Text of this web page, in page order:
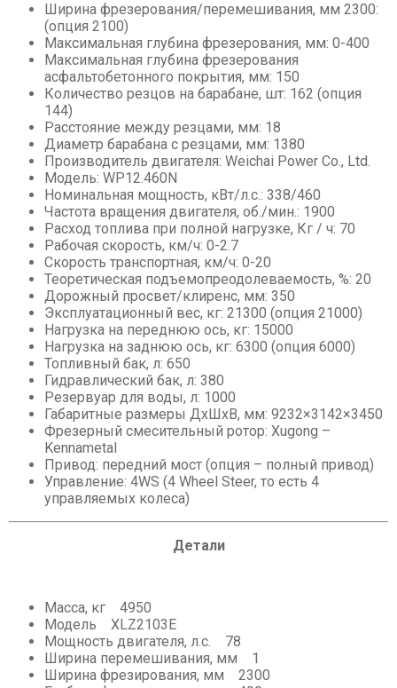
Ширина фрезерования/перемешивания, мм 2300:
(опция 2100)
Максимальная глубина фрезерования, мм: 0-400
Максимальная глубина фрезерования
асфальтобетонного покрытия, мм: 150
Количество резцов на барабане, шт: 162 (опция
144)
Расстояние между резцами, мм: 18
Диаметр барабана с резцами, мм: 1380
Производитель двигателя: Weichai Power Co., Ltd.
Модель: WP12.460N
Номинальная мощность, кВт/л.с.: 338/460
Частота вращения двигателя, об./мин.: 1900
Расход топлива при полной нагрузке, Кг / ч: 70
Рабочая скорость, км/ч: 0-2.7
Скорость транспортная, км/ч: 0-20
Теоретическая подъемопреодолеваемость, %: 20
Дорожный просвет/клиренс, мм: 350
Эксплуатационный вес, кг: 21300 (опция 21000)
Нагрузка на переднюю ось, кг: 15000
Нагрузка на заднюю ось, кг: 6300 (опция 6000)
Топливный бак, л: 650
Гидравлический бак, л: 380
Резервуар для воды, л: 1000
Габаритные размеры ДхШхВ, мм: 9232×3142×3450
Фрезерный смесительный ротор: Xugong –
Kennametal
Привод: передний мост (опция – полный привод)
Управление: 4WS (4 Wheel Steer, то есть 4
управляемых колеса)
Детали
Масса, кг 4950
Модель XLZ2103E
Мощность двигателя, л.с. 78
Ширина перемешивания, мм 1
Ширина фрезирования, мм 2300